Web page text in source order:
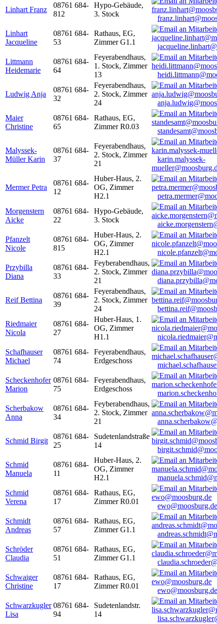
Linhart Franz
08761 684-
812
Hypo-Gebäude,
3. Stock
Linhart
Jacqueline
08761 684-
53
Rathaus, EG,
Zimmer G1.1
Littmann
Heidemarie
08761 684-
64
Feyerabendhaus,
1. Stock, Zimmer
13
Ludwig Anja
08761 684-
32
Feyerabendhaus,
2. Stock, Zimmer
24
Maier
Christine
08761 684-
65
Rathaus, EG,
Zimmer R0.03
Malyssek-
Müller Karin
08761 684-
37
Feyerabendhaus,
2. Stock, Zimmer
21
karin.malyssek-
Mermer Petra
08761 684-
12
Huber-Haus, 2.
OG, Zimmer
H2.1
Morgenstern
Aicke
08761 684-
22
Hypo-Gebäude,
3. Stock
Pfanzelt
Nicole
08761 684-
815
Huber-Haus, 2.
OG, Zimmer
H2.1
Przybilla
Diana
08761 684-
33
Feyberabendhaus,
2. Stock, Zimmer
21
Reif Bettina
08761 684-
39
Feyerabendhaus,
2. Stock, Zimmer
24
Riedmaier
Nicola
08761 684-
27
Huber-Haus, 1.
OG, Zimmer
H1.1
Schafhauser
Michael
08761 684-
74
Feyerabendhaus,
Erdgeschoss
Scheckenhofer
Marion
08761 684-
75
Feyerabendhaus,
Erdgeschoss
Scherbakow
Anna
08761 684-
34
Feyberabendhaus,
2. Stock, Zimmer
21
Schmid Birgit
08761 684-
25
Sudetenlandstraße
14
Schmid
Manuela
08761 684-
11
Huber-Haus, 2.
OG, Zimmer
H2.1
Schmid
Verena
08761 684-
17
Rathaus, EG,
Zimmer R0.01
ewo@moosburg.de
Schmidt
Andreas
08761 684-
57
Rathaus, EG,
Zimmer G1.1
Schröder
Claudia
08761 684-
51
Rathaus, EG,
Zimmer G1.1
Schwaiger
Christine
08761 684-
17
Rathaus, EG,
Zimmer R0.01
ewo@moosburg.de
Schwarzkugler
Lisa
08761 684-
94
Sudetenlandstr.
14